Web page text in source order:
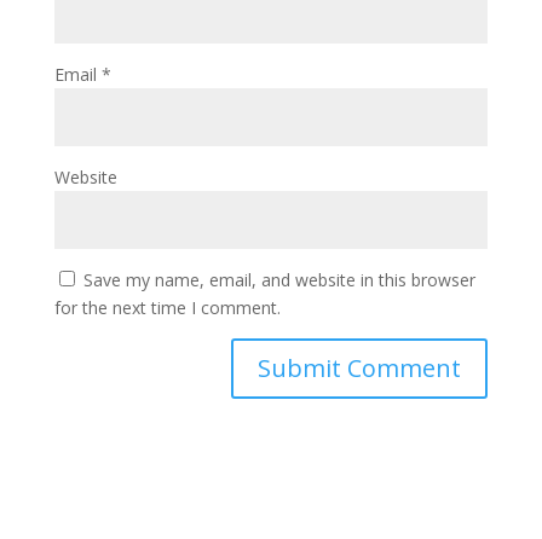
Email *
Website
Save my name, email, and website in this browser
for the next time I comment.